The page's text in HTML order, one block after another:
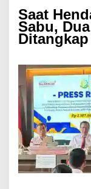
Saat
Sabu,
Ditangkap